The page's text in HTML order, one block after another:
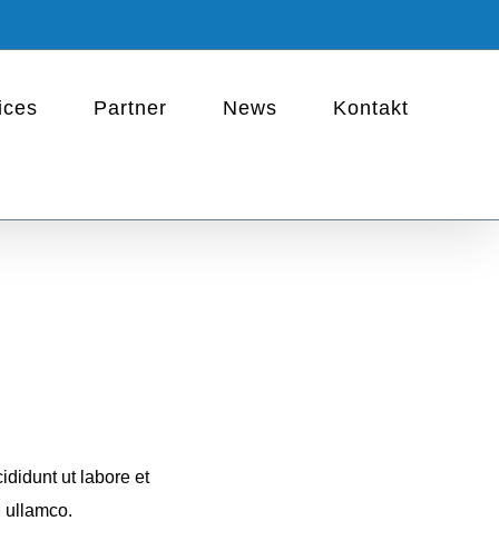
Partner News Kontakt
ut labore et
ullamco.